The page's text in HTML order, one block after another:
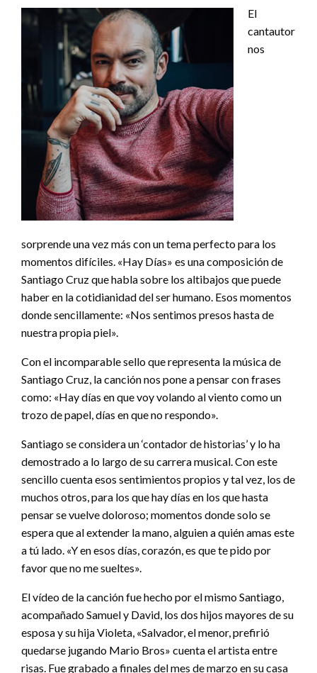
El
cantautor
nos
sorprende una vez más con un tema perfecto para los
momentos difíciles. «Hay Días» es una composición de
Santiago Cruz que habla sobre los altibajos que puede
haber en la cotidianidad del ser humano. Esos momentos
donde sencillamente: «Nos sentimos presos hasta de
nuestra propia piel».
Con el incomparable sello que representa la música de
Santiago Cruz, la canción nos pone a pensar con frases
como: «Hay días en que voy volando al viento como un
trozo de papel, días en que no respondo».
Santiago se considera un ‘contador de historias’ y lo ha
demostrado a lo largo de su carrera musical. Con este
sencillo cuenta esos sentimientos propios y tal vez, los de
muchos otros, para los que hay días en los que hasta
pensar se vuelve doloroso; momentos donde solo se
espera que al extender la mano, alguien a quién amas este
a tú lado. «Y en esos días, corazón, es que te pido por
favor que no me sueltes».
El vídeo de la canción fue hecho por el mismo Santiago,
acompañado Samuel y David, los dos hijos mayores de su
esposa y su hija Violeta, «Salvador, el menor, prefirió
quedarse jugando Mario Bros» cuenta el artista entre
risas. Fue grabado a finales del mes de marzo en su casa